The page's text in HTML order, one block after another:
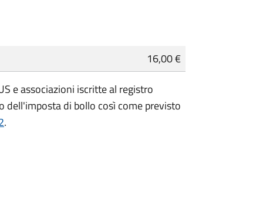
16,00 €
e associazioni iscritte al registro
dell'imposta di bollo così come previsto
.